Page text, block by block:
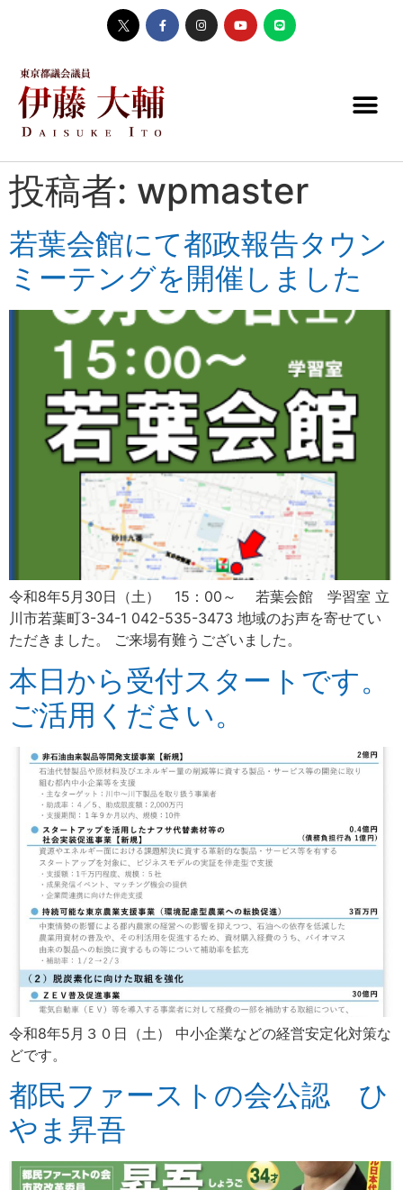
投稿者: wpmaster
若葉会館にて都政報告タウン
ミーテングを開催しました
令和8年5月30日（土） 15：00～ 若葉会館 学習室 立
川市若葉町3-34-1 042-535-3473 地域のお声を寄せてい
ただきました。 ご来場有難うございました。
本日から受付スタートです。
ご活用ください。
令和8年5月３０日（土） 中小企業などの経営安定化対策な
どです。
都民ファーストの会公認 ひ
やま昇吾